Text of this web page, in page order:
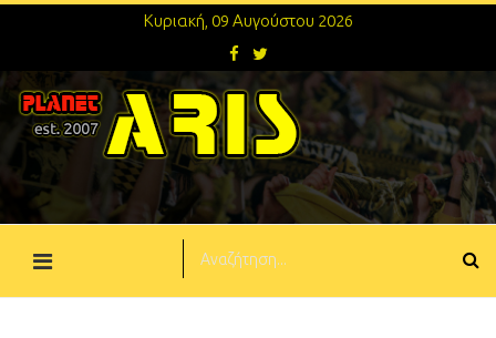
Κυριακή, 09 Αυγούστου 2026